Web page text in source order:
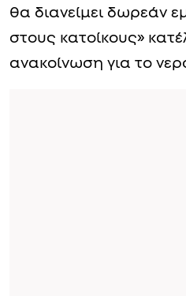
θα διανείμει δωρεάν
στους κατοίκους»
ανακοίνωση για το